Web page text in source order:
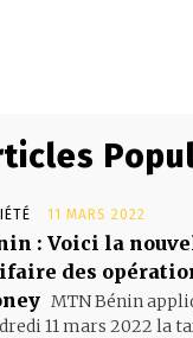
11 MARS 2022
: Voici la
des
MTN Bénin
11 mars 2022 la